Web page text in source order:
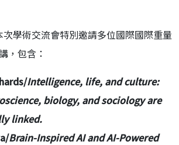
次學術交流會特別邀請多位國際國際重量
，包含：
Intelligence, life, and culture:
biology, and sociology are
linked.
Brain-Inspired AI and AI-Powered